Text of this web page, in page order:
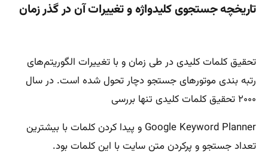
تاریخچه جستجوی کلیدواژه و تغییرات آن در گذر زمان
تحقیق کلمات کلیدی در طی زمان و با تغییرات الگوریتم‌های
رتبه بندی موتورهای جستجو دچار تحول شده است. در سال
۲۰۰۰ تحقیق کلمات کلیدی تنها بررسی
Google Keyword Planner و پیدا کردن کلمات با بیشترین
تعداد جستجو و پرکردن متن سایت با این کلمات بود.